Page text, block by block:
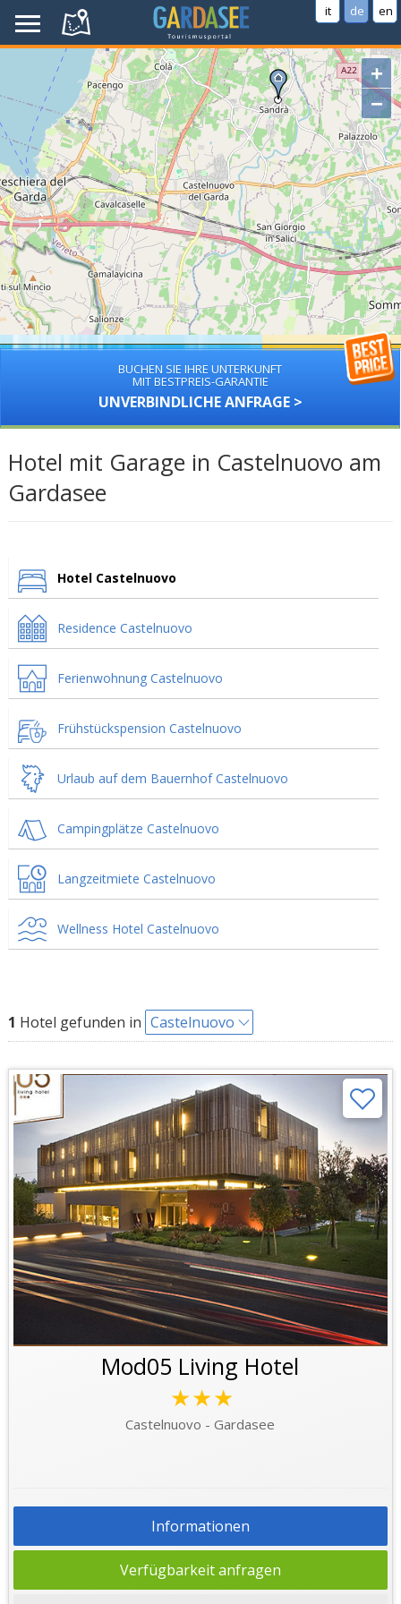
it de en
+
−
BUCHEN SIE IHRE UNTERKUNFT
MIT BESTPREIS-GARANTIE
UNVERBINDLICHE ANFRAGE >
Hotel mit Garage in Castelnuovo am
Gardasee
Hotel Castelnuovo
Residence Castelnuovo
Ferienwohnung Castelnuovo
Frühstückspension Castelnuovo
Urlaub auf dem Bauernhof Castelnuovo
Campingplätze Castelnuovo
Langzeitmiete Castelnuovo
Wellness Hotel Castelnuovo
1 Hotel gefunden in Castelnuovo
Mod05 Living Hotel
★★★
Castelnuovo - Gardasee
Informationen
Verfügbarkeit anfragen